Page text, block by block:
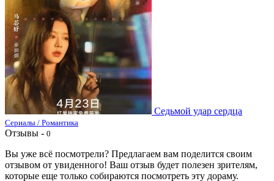
Седьмой удар сердца
Сериалы / Романтика
Отзывы - 0
Вы уже всё посмотрели? Предлагаем вам поделится своим
отзывом от увиденного! Ваш отзыв будет полезен зрителям,
которые еще только собираются посмотреть эту дораму.